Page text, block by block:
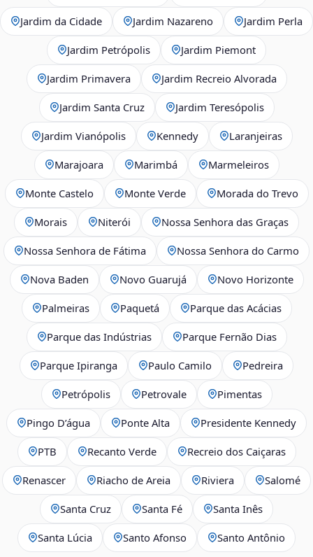
Jardim da Cidade Jardim Nazareno Jardim Perla
Jardim Petrópolis Jardim Piemont
Jardim Primavera Jardim Recreio Alvorada
Jardim Santa Cruz Jardim Teresópolis
Jardim Vianópolis Kennedy Laranjeiras
Marajoara Marimbá Marmeleiros
Monte Castelo Monte Verde Morada do Trevo
Morais Niterói Nossa Senhora das Graças
Nossa Senhora de Fátima Nossa Senhora do Carmo
Nova Baden Novo Guarujá Novo Horizonte
Palmeiras Paquetá Parque das Acácias
Parque das Indústrias Parque Fernão Dias
Parque Ipiranga Paulo Camilo Pedreira
Petrópolis Petrovale Pimentas
Pingo D’água Ponte Alta Presidente Kennedy
PTB Recanto Verde Recreio dos Caiçaras
Renascer Riacho de Areia Riviera Salomé
Santa Cruz Santa Fé Santa Inês
Santa Lúcia Santo Afonso Santo Antônio